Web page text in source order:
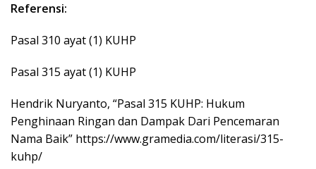
Referensi:
Pasal 310 ayat (1) KUHP
Pasal 315 ayat (1) KUHP
Hendrik Nuryanto, “Pasal 315 KUHP: Hukum
Penghinaan Ringan dan Dampak Dari Pencemaran
Nama Baik” https://www.gramedia.com/literasi/315-
kuhp/